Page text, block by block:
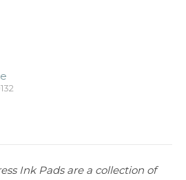
Ink Pads are a collection of